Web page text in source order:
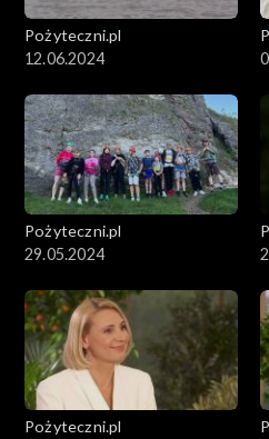
Pożyteczni.pl
12.06.2024
Pożyteczni.pl
29.05.2024
Pożyteczni.pl